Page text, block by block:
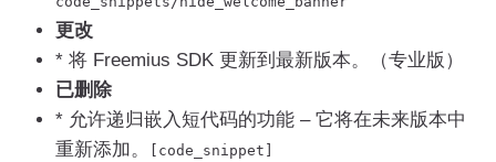
更改
* 将 Freemius SDK 更新到最新版本。（专业版）
已删除
* 允许递归嵌入短代码的功能 – 它将在未来版本中
重新添加。
code_snippet